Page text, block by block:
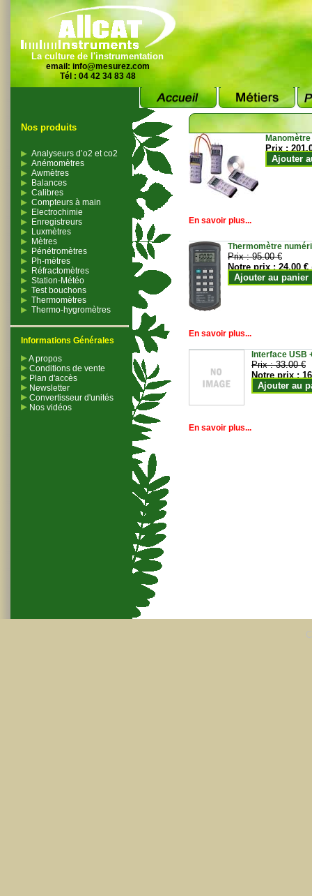
La culture de l'instrumentation
email: info@mesurez.com
Tél : 04 42 34 83 48
Nos produits
Analyseurs d’o2 et co2
Anémomètres
Awmètres
Balances
Calibres
Compteurs à main
Electrochimie
Enregistreurs
Luxmètres
Mètres
Pénétromètres
Ph-mètres
Réfractomètres
Station-Météo
Test bouchons
Thermomètres
Thermo-hygromètres
Informations Générales
A propos
Conditions de vente
Plan d'accès
Newsletter
Convertisseur d'unités
Nos vidéos
Prix :
Ajouter
En savoir plus...
Thermomètre
Prix :95.00 €
Notre prix :24.00 €
Ajouter au panier
En savoir plus...
Interface USB
Prix :33.00 €
Notre prix :
Ajouter au
En savoir plus...